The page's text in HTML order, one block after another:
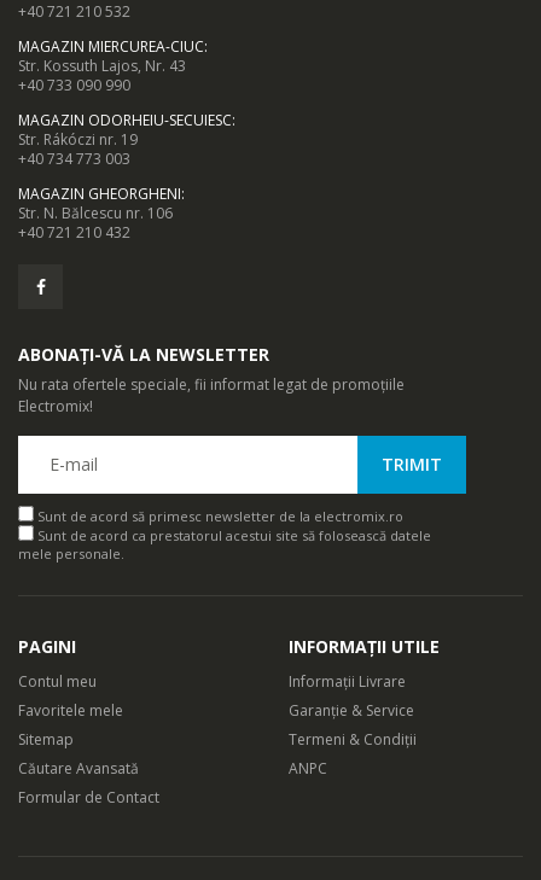
+40 721 210 532
MAGAZIN MIERCUREA-CIUC:
Str. Kossuth Lajos, Nr. 43
+40 733 090 990
MAGAZIN ODORHEIU-SECUIESC:
Str. Rákóczi nr. 19
+40 734 773 003
MAGAZIN GHEORGHENI:
Str. N. Bălcescu nr. 106
+40 721 210 432
ABONAȚI-VĂ LA NEWSLETTER
Nu rata ofertele speciale, fii informat legat de promoțiile
Electromix!
Sunt de acord să primesc newsletter de la electromix.ro
Sunt de acord ca prestatorul acestui site să folosească datele
mele personale.
PAGINI
Contul meu
Favoritele mele
Sitemap
Căutare Avansată
Formular de Contact
INFORMAȚII UTILE
Informații Livrare
Garanție & Service
Termeni & Condiții
ANPC